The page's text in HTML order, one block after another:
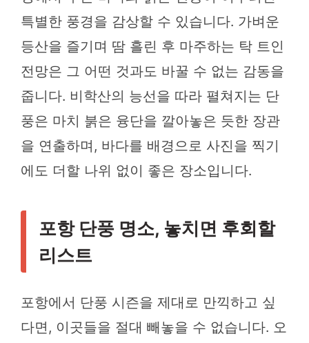
특별한 풍경을 감상할 수 있습니다. 가벼운
등산을 즐기며 땀 흘린 후 마주하는 탁 트인
전망은 그 어떤 것과도 바꿀 수 없는 감동을
줍니다. 비학산의 능선을 따라 펼쳐지는 단
풍은 마치 붉은 융단을 깔아놓은 듯한 장관
을 연출하며, 바다를 배경으로 사진을 찍기
에도 더할 나위 없이 좋은 장소입니다.
포항 단풍 명소, 놓치면 후회할
리스트
포항에서 단풍 시즌을 제대로 만끽하고 싶
다면, 이곳들을 절대 빼놓을 수 없습니다. 오